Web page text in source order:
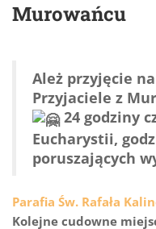
Murowańcu
Ależ przyjęcie
Przyjaciele z
24 godziny
Eucharystii,
poruszających
Parafia Św. Rafała
Kolejne cudowne